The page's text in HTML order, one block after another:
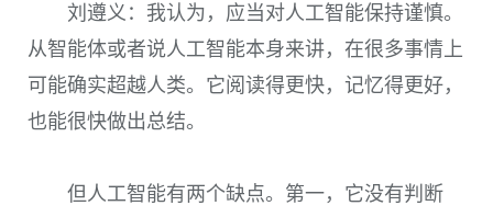
刘遵义：我认为，应当对人工智能保持谨慎。
从智能体或者说人工智能本身来讲，在很多事情上
可能确实超越人类。它阅读得更快，记忆得更好，
也能很快做出总结。
但人工智能有两个缺点。第一，它没有判断